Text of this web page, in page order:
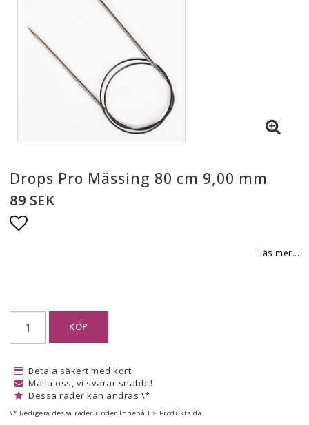
Drops Pro Mässing 80 cm 9,00 mm
89 SEK
Läs mer...
KÖP
Betala säkert med kort
Maila oss, vi svarar snabbt!
Dessa rader kan ändras \*
\* Redigera dessa rader under Innehåll > Produktsida